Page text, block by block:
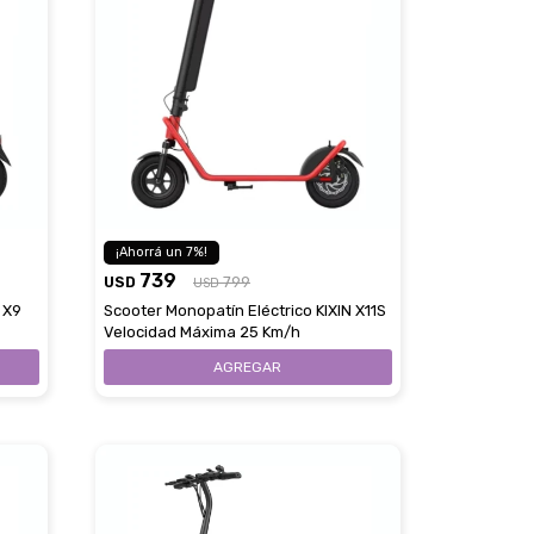
7
USD 739 USD 799
Scooter Monopatín Eléctrico KIXIN X11S
Velocidad Máxima 25 Km/h